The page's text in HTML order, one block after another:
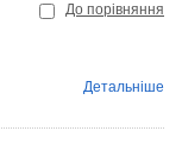
До порівняння
Детальніше